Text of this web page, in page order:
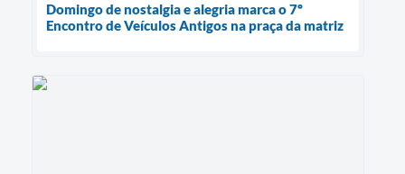
Domingo de nostalgia e alegria marca o 7º
Encontro de Veículos Antigos na praça da matriz